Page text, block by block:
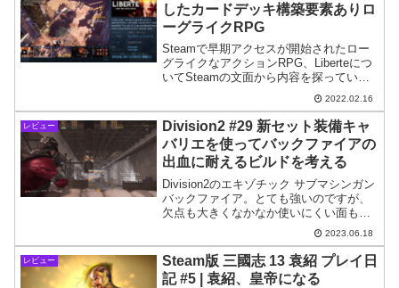
したカードデッキ構築要素ありロ
ーグライクRPG
Steamで早期アクセスが開始されたロー
グライクなアクションRPG、Liberteにつ
いてSteamの文面から内容を探っていき
ます。フランス革命をテーマに+宇宙から
の脅威というオカルト要素がミックスさ
れているみたいです。
2022.02.16
レビュー
Division2 #29 新セット装備キャ
バリエを使ってバックファイアの
出血に耐えるビルドを考える
Division2のエキゾチック サブマシンガン
バックファイア。とても強いのですが、
欠点も大きくなかなか使いにくい面もあ
ります。が、新ブランドセット「キャバ
リエ」の登場でバックファイアの弱点を
比較的簡単に消す事ができるようになり
ました。
2023.06.18
レビュー
Steam版 三國志 13 袁紹 プレイ日
記 #5 | 袁紹、皇帝になる